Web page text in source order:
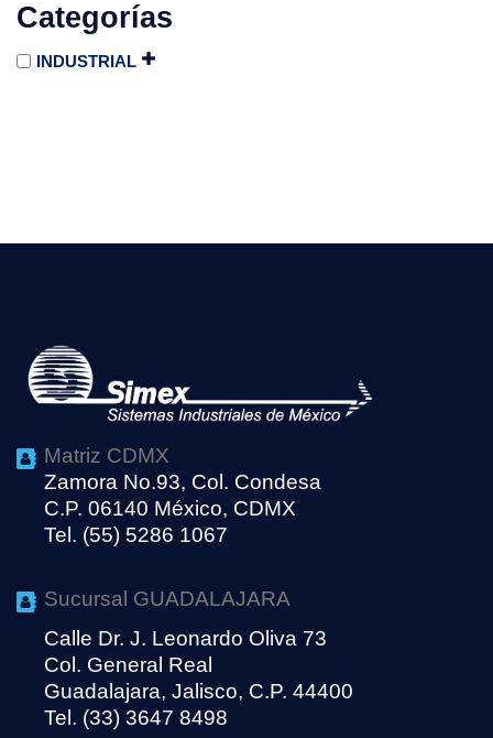
Categorías
INDUSTRIAL
Matriz CDMX
Zamora No.93, Col. Condesa
C.P. 06140 México, CDMX
Tel. (55) 5286 1067
Sucursal GUADALAJARA
Calle Dr. J. Leonardo Oliva 73
Col. General Real
Guadalajara, Jalisco, C.P. 44400
Tel. (33) 3647 8498